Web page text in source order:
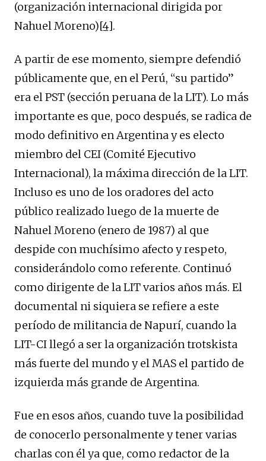
(organización internacional dirigida por
Nahuel Moreno)[4].
A partir de ese momento, siempre defendió
públicamente que, en el Perú, “su partido”
era el PST (sección peruana de la LIT). Lo más
importante es que, poco después, se radica de
modo definitivo en Argentina y es electo
miembro del CEI (Comité Ejecutivo
Internacional), la máxima dirección de la LIT.
Incluso es uno de los oradores del acto
público realizado luego de la muerte de
Nahuel Moreno (enero de 1987) al que
despide con muchísimo afecto y respeto,
considerándolo como referente. Continuó
como dirigente de la LIT varios años más. El
documental ni siquiera se refiere a este
período de militancia de Napurí, cuando la
LIT-CI llegó a ser la organización trotskista
más fuerte del mundo y el MAS el partido de
izquierda más grande de Argentina.
Fue en esos años, cuando tuve la posibilidad
de conocerlo personalmente y tener varias
charlas con él ya que, como redactor de la